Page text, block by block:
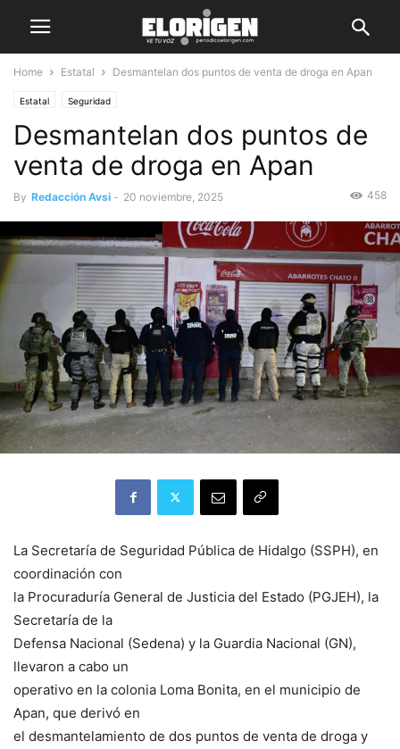
Home Estatal Desmantelan dos puntos de venta de droga en Apan
Estatal Seguridad
Desmantelan dos puntos de
venta de droga en Apan
By Redacción Avsi - 20 noviembre, 2025 458
La Secretaría de Seguridad Pública de Hidalgo (SSPH), en
coordinación con
la Procuraduría General de Justicia del Estado (PGJEH), la
Secretaría de la
Defensa Nacional (Sedena) y la Guardia Nacional (GN),
llevaron a cabo un
operativo en la colonia Loma Bonita, en el municipio de
Apan, que derivó en
el desmantelamiento de dos puntos de venta de droga y